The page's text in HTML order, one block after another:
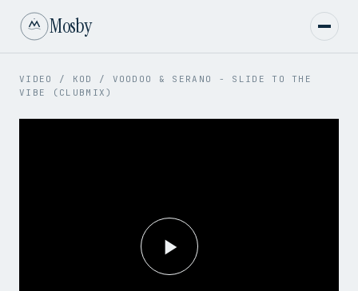
Mosby
VIDEO / KOD / VOODOO & SERANO - SLIDE TO THE
VIBE (CLUBMIX)
Play